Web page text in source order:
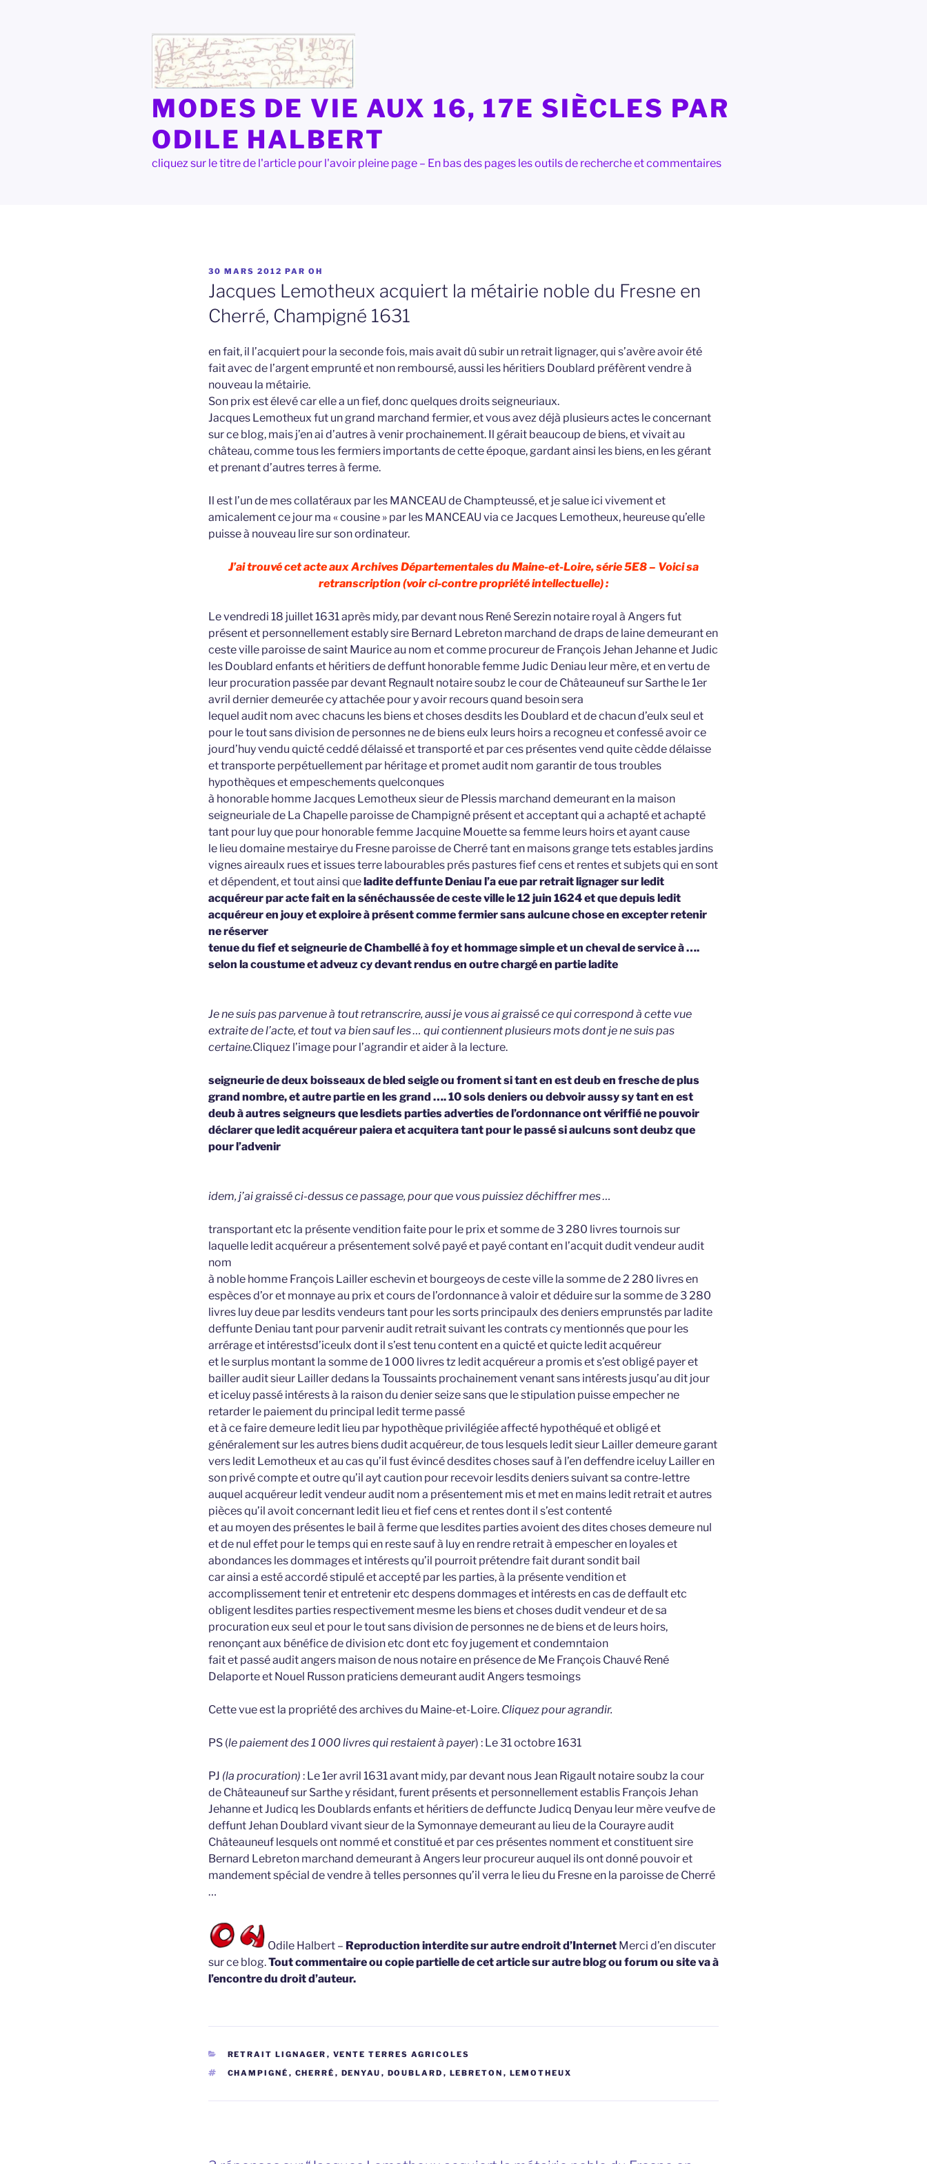
MODES DE VIE AUX 16, 17E SIÈCLES PAR
ODILE HALBERT
cliquez sur le titre de l'article pour l'avoir pleine page – En bas des pages les outils de recherche et commentaires
PUBLIÉ
LE
30 MARS 2012 PAR OH
Jacques Lemotheux acquiert la métairie noble du Fresne en
Cherré, Champigné 1631
en fait, il l’acquiert pour la seconde fois, mais avait dû subir un retrait lignager, qui s’avère avoir été
fait avec de l’argent emprunté et non remboursé, aussi les héritiers Doublard préfèrent vendre à
nouveau la métairie.
Son prix est élevé car elle a un fief, donc quelques droits seigneuriaux.
Jacques Lemotheux fut un grand marchand fermier, et vous avez déjà plusieurs actes le concernant
sur ce blog, mais j’en ai d’autres à venir prochainement. Il gérait beaucoup de biens, et vivait au
château, comme tous les fermiers importants de cette époque, gardant ainsi les biens, en les gérant
et prenant d’autres terres à ferme.
Il est l’un de mes collatéraux par les MANCEAU de Champteussé, et je salue ici vivement et
amicalement ce jour ma « cousine » par les MANCEAU via ce Jacques Lemotheux, heureuse qu’elle
puisse à nouveau lire sur son ordinateur.
J’ai trouvé cet acte aux Archives Départementales du Maine-et-Loire, série 5E8 – Voici sa
retranscription (voir ci-contre propriété intellectuelle) :
Le vendredi 18 juillet 1631 après midy, par devant nous René Serezin notaire royal à Angers fut
présent et personnellement estably sire Bernard Lebreton marchand de draps de laine demeurant en
ceste ville paroisse de saint Maurice au nom et comme procureur de François Jehan Jehanne et Judic
les Doublard enfants et héritiers de deffunt honorable femme Judic Deniau leur mère, et en vertu de
leur procuration passée par devant Regnault notaire soubz le cour de Châteauneuf sur Sarthe le 1er
avril dernier demeurée cy attachée pour y avoir recours quand besoin sera
lequel audit nom avec chacuns les biens et choses desdits les Doublard et de chacun d’eulx seul et
pour le tout sans division de personnes ne de biens eulx leurs hoirs a recogneu et confessé avoir ce
jourd’huy vendu quicté ceddé délaissé et transporté et par ces présentes vend quite cèdde délaisse
et transporte perpétuellement par héritage et promet audit nom garantir de tous troubles
hypothèques et empeschements quelconques
à honorable homme Jacques Lemotheux sieur de Plessis marchand demeurant en la maison
seigneuriale de La Chapelle paroisse de Champigné présent et acceptant qui a achapté et achapté
tant pour luy que pour honorable femme Jacquine Mouette sa femme leurs hoirs et ayant cause
le lieu domaine mestairye du Fresne paroisse de Cherré tant en maisons grange tets estables jardins
vignes aireaulx rues et issues terre labourables prés pastures fief cens et rentes et subjets qui en sont
et dépendent, et tout ainsi queladite deffunte Deniau l’a eue par retrait lignager sur ledit
acquéreur par acte fait en la sénéchaussée de ceste ville le 12 juin 1624 et que depuis ledit
acquéreur en jouy et exploire à présent comme fermier sans aulcune chose en excepter retenir
ne réserver
tenue du fief et seigneurie de Chambellé à foy et hommage simple et un cheval de service à ….
selon la coustume et adveuz cy devant rendus en outre chargé en partie ladite
Je ne suis pas parvenue à tout retranscrire, aussi je vous ai graissé ce qui correspond à cette vue
extraite de l’acte, et tout va bien sauf les … qui contiennent plusieurs mots dont je ne suis pas
certaine.Cliquez l’image pour l’agrandir et aider à la lecture.
seigneurie de deux boisseaux de bled seigle ou froment si tant en est deub en fresche de plus
grand nombre, et autre partie en les grand …. 10 sols deniers ou debvoir aussy sy tant en est
deub à autres seigneurs que lesdiets parties adverties de l’ordonnance ont vériffié ne pouvoir
déclarer que ledit acquéreur paiera et acquitera tant pour le passé si aulcuns sont deubz que
pour l’advenir
idem, j’ai graissé ci-dessus ce passage, pour que vous puissiez déchiffrer mes …
transportant etc la présente vendition faite pour le prix et somme de 3 280 livres tournois sur
laquelle ledit acquéreur a présentement solvé payé et payé contant en l’acquit dudit vendeur audit
nom
à noble homme François Lailler eschevin et bourgeoys de ceste ville la somme de 2 280 livres en
espèces d’or et monnaye au prix et cours de l’ordonnance à valoir et déduire sur la somme de 3 280
livres luy deue par lesdits vendeurs tant pour les sorts principaulx des deniers emprunstés par ladite
deffunte Deniau tant pour parvenir audit retrait suivant les contrats cy mentionnés que pour les
arrérage et intérestsd’iceulx dont il s’est tenu content en a quicté et quicte ledit acquéreur
et le surplus montant la somme de 1 000 livres tz ledit acquéreur a promis et s’est obligé payer et
bailler audit sieur Lailler dedans la Toussaints prochainement venant sans intérests jusqu’au dit jour
et iceluy passé intérests à la raison du denier seize sans que le stipulation puisse empecher ne
retarder le paiement du principal ledit terme passé
et à ce faire demeure ledit lieu par hypothèque privilégiée affecté hypothéqué et obligé et
généralement sur les autres biens dudit acquéreur, de tous lesquels ledit sieur Lailler demeure garant
vers ledit Lemotheux et au cas qu’il fust évincé desdites choses sauf à l’en deffendre iceluy Lailler en
son privé compte et outre qu’il ayt caution pour recevoir lesdits deniers suivant sa contre-lettre
auquel acquéreur ledit vendeur audit nom a présentement mis et met en mains ledit retrait et autres
pièces qu’il avoit concernant ledit lieu et fief cens et rentes dont il s’est contenté
et au moyen des présentes le bail à ferme que lesdites parties avoient des dites choses demeure nul
et de nul effet pour le temps qui en reste sauf à luy en rendre retrait à empescher en loyales et
abondances les dommages et intérests qu’il pourroit prétendre fait durant sondit bail
car ainsi a esté accordé stipulé et accepté par les parties, à la présente vendition et
accomplissement tenir et entretenir etc despens dommages et intérests en cas de deffault etc
obligent lesdites parties respectivement mesme les biens et choses dudit vendeur et de sa
procuration eux seul et pour le tout sans division de personnes ne de biens et de leurs hoirs,
renonçant aux bénéfice de division etc dont etc foy jugement et condemntaion
fait et passé audit angers maison de nous notaire en présence de Me François Chauvé René
Delaporte et Nouel Russon praticiens demeurant audit Angers tesmoings
Cette vue est la propriété des archives du Maine-et-Loire. Cliquez pour agrandir.
PS (le paiement des 1 000 livres qui restaient à payer) : Le 31 octobre 1631
PJ (la procuration) : Le 1er avril 1631 avant midy, par devant nous Jean Rigault notaire soubz la cour
de Châteauneuf sur Sarthe y résidant, furent présents et personnellement establis François Jehan
Jehanne et Judicq les Doublards enfants et héritiers de deffuncte Judicq Denyau leur mère veufve de
deffunt Jehan Doublard vivant sieur de la Symonnaye demeurant au lieu de la Courayre audit
Châteauneuf lesquels ont nommé et constitué et par ces présentes nomment et constituent sire
Bernard Lebreton marchand demeurant à Angers leur procureur auquel ils ont donné pouvoir et
mandement spécial de vendre à telles personnes qu’il verra le lieu du Fresne en la paroisse de Cherré
…
Odile Halbert – Reproduction interdite sur autre endroit d’Internet Merci d’en discuter
sur ce blog.Tout commentaire ou copie partielle de cet article sur autre blog ou forum ou site va à
l’encontre du droit d’auteur.
CATÉGORIES
RETRAIT LIGNAGER , VENTE TERRES AGRICOLES
ÉTIQUETTES
CHAMPIGNÉ , CHERRÉ , DENYAU , DOUBLARD , LEBRETON , LEMOTHEUX